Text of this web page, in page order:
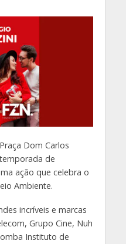
Dom Carlos
de
ação que celebra o
Ambiente.
incríveis e marcas
Grupo Cine, Nuh
Instituto de